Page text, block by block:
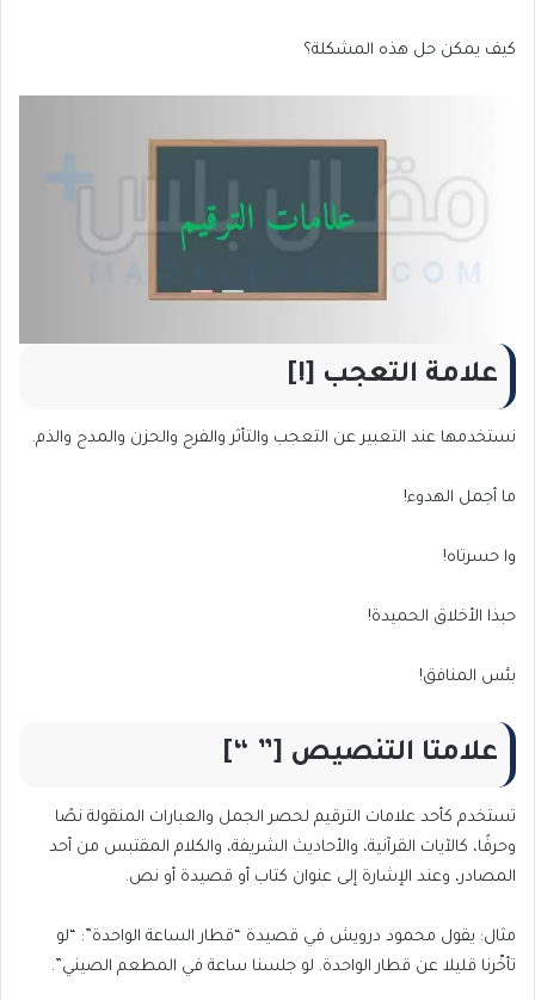
كيف يمكن حل هذه المشكلة؟
علامة التعجب [!]
نستخدمها عند التعبير عن التعجب والتأثر والفرح والحزن والمدح والذم.
ما أجمل الهدوء!
وا حسرتاه!
حبذا الأخلاق الحميدة!
بئس المنافق!
علامتا التنصيص [” “]
تستخدم كأحد علامات الترقيم لحصر الجمل والعبارات المنقولة نصًا
وحرفًا، كالآيات القرآنية، والأحاديث الشريفة، والكلام المقتبس من أحد
المصادر، وعند الإشارة إلى عنوان كتاب أو قصيدة أو نص.
مثال: يقول محمود درويش في قصيدة “قطار الساعة الواحدة”: “لو
تأخّرنا قليلا عن قطار الواحدة. لو جلسنا ساعة في المطعم الصيني”.